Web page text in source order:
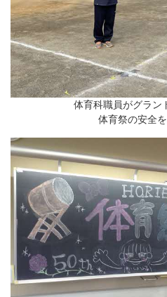
体育科職員がグラン
体育祭の安全